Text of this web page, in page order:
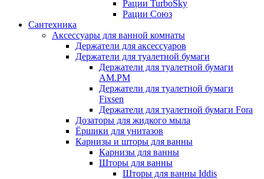
Рации TurboSky
Рации Союз
Сантехника
Аксессуары для ванной комнаты
Держатели для аксессуаров
Держатели для туалетной бумаги
Держатели для туалетной бумаги
AM.PM
Держатели для туалетной бумаги
Fixsen
Держатели для туалетной бумаги Fora
Дозаторы для жидкого мыла
Ёршики для унитазов
Карнизы и шторы для ванны
Карнизы для ванны
Шторы для ванны
Шторы для ванны Iddis